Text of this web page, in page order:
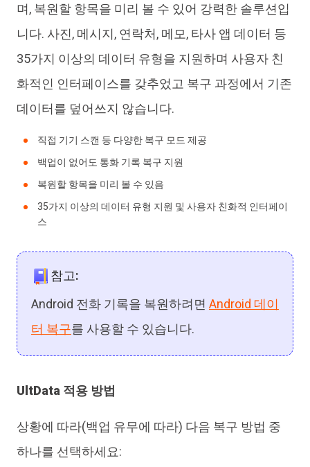
며, 복원할 항목을 미리 볼 수 있어 강력한 솔루션입
니다. 사진, 메시지, 연락처, 메모, 타사 앱 데이터 등
35가지 이상의 데이터 유형을 지원하며 사용자 친
화적인 인터페이스를 갖추었고 복구 과정에서 기존
데이터를 덮어쓰지 않습니다.
직접 기기 스캔 등 다양한 복구 모드 제공
백업이 없어도 통화 기록 복구 지원
복원할 항목을 미리 볼 수 있음
35가지 이상의 데이터 유형 지원 및 사용자 친화적 인터페이
스
참고:
Android 전화 기록을 복원하려면 Android 데이
터 복구를 사용할 수 있습니다.
UltData 적용 방법
상황에 따라(백업 유무에 따라) 다음 복구 방법 중
하나를 선택하세요: